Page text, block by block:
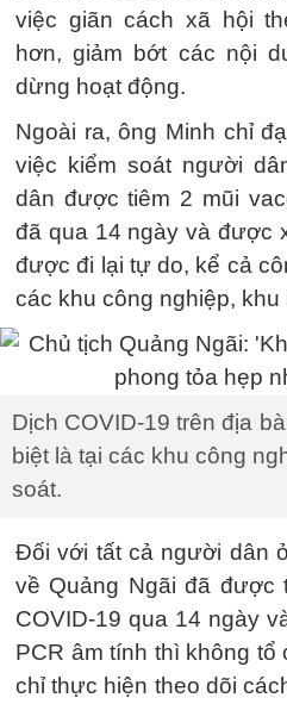
việc giãn cách xã hội
hơn, giảm bớt các nội
dừng hoạt động.
Ngoài ra, ông Minh chỉ
việc kiểm soát người
dân được tiêm 2 mũi
đã qua 14 ngày và được
được đi lại tự do, kể cả
các khu công nghiệp, khu
Dịch COVID-19 trên địa
biệt là tại các khu công
soát.
Đối với tất cả người dân
về Quảng Ngãi đã được
COVID-19 qua 14 ngày
PCR âm tính thì không tổ
chỉ thực hiện theo dõi